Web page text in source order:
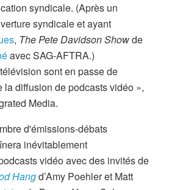
syndicale. (Après un
syndicale et ayant
, The Pete Davidson Showde
avec SAG-AFTRA.)
sont en passe de
la diffusion de podcasts vidéo »,
Media.
d'émissions-débats
inévitablement
vidéo avec des invités de
Hangd’Amy Poehler et Matt